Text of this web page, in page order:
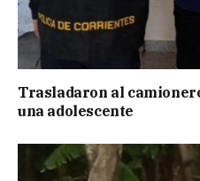
Trasladaron al
una adolescente